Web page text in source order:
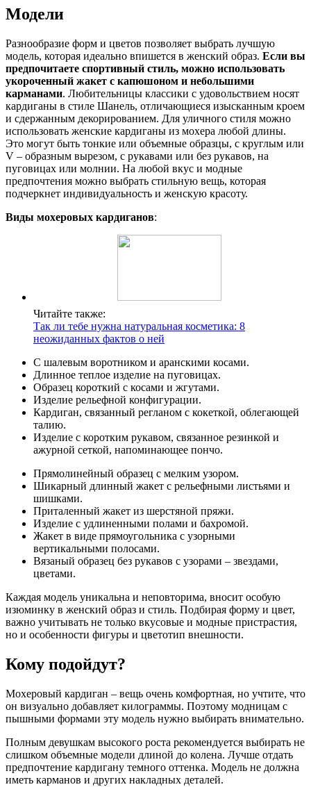
Модели
Разнообразие форм и цветов позволяет выбрать лучшую
модель, которая идеально впишется в женский образ. Если вы
предпочитаете спортивный стиль, можно использовать
укороченный жакет с капюшоном и небольшими
карманами. Любительницы классики с удовольствием носят
кардиганы в стиле Шанель, отличающиеся изысканным кроем
и сдержанным декорированием. Для уличного стиля можно
использовать женские кардиганы из мохера любой длины.
Это могут быть тонкие или объемные образцы, с круглым или
V – образным вырезом, с рукавами или без рукавов, на
пуговицах или молнии. На любой вкус и модные
предпочтения можно выбрать стильную вещь, которая
подчеркнет индивидуальность и женскую красоту.
Виды мохеровых кардиганов:
Читайте также:
Так ли тебе нужна натуральная косметика: 8
неожиданных фактов о ней
С шалевым воротником и аранскими косами.
Длинное теплое изделие на пуговицах.
Образец короткий с косами и жгутами.
Изделие рельефной конфигурации.
Кардиган, связанный регланом с кокеткой, облегающей
талию.
Изделие с коротким рукавом, связанное резинкой и
ажурной сеткой, напоминающее пончо.
Прямолинейный образец с мелким узором.
Шикарный длинный жакет с рельефными листьями и
шишками.
Приталенный жакет из шерстяной пряжи.
Изделие с удлиненными полами и бахромой.
Жакет в виде прямоугольника с узорными
вертикальными полосами.
Вязаный образец без рукавов с узорами – звездами,
цветами.
Каждая модель уникальна и неповторима, вносит особую
изюминку в женский образ и стиль. Подбирая форму и цвет,
важно учитывать не только вкусовые и модные пристрастия,
но и особенности фигуры и цветотип внешности.
Кому подойдут?
Мохеровый кардиган – вещь очень комфортная, но учтите, что
он визуально добавляет килограммы. Поэтому модницам с
пышными формами эту модель нужно выбирать внимательно.
Полным девушкам высокого роста рекомендуется выбирать не
слишком объемные модели длиной до колена. Лучше отдать
предпочтение кардигану темного оттенка. Модель не должна
иметь карманов и других накладных деталей.